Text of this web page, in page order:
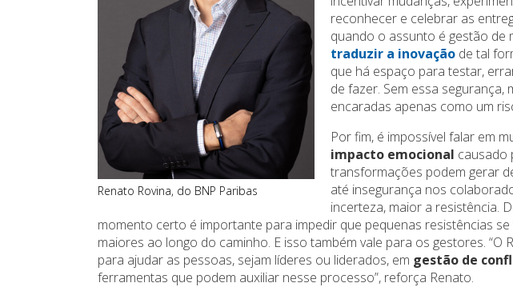
Renato Rovina, do BNP Paribas
reconhecer e celebrar as
quando o assunto é gestão de
traduzir a inovação de tal
que há espaço para testar,
de fazer. Sem essa segurança,
encaradas apenas como um
Por fim, é impossível falar em
impacto emocional causado
transformações podem gerar
até insegurança nos
incerteza, maior a resistência.
momento certo é importante para impedir que pequenas resistências
maiores ao longo do caminho. E isso também vale para os gestores. “O
para ajudar as pessoas, sejam líderes ou liderados, em gestão de
ferramentas que podem auxiliar nesse processo”, reforça Renato.